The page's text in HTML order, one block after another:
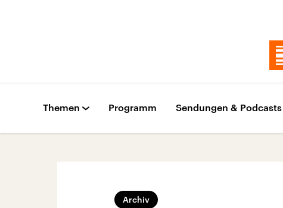
Themen Programm Sendungen & Podcasts
Archiv